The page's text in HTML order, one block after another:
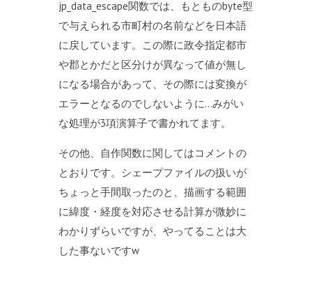
jp_data_escape関数では、もとものbyte型
で与えられる市町村の名前などを日本語
に戻しています。この際に政令指定都市
や郡とかだと区分けが異なって値が無し
になる場合があって、その際には変換が
エラーとなるのでしないように…みがい
な処理が3項演算子で書かれてます。
その他、自作関数に関してはコメントの
とおりです。シェープファイルの扱いが
ちょっと手間取ったのと、描画する範囲
に緯度・経度を対応させる計算が微妙に
わかりずらいですが、やってることは大
した事ないですw